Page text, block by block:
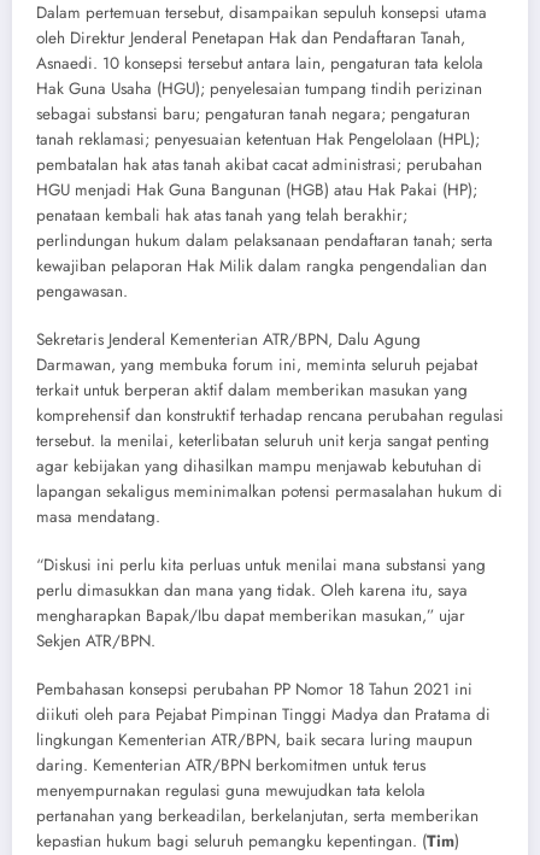
Dalam pertemuan tersebut, disampaikan sepuluh konsepsi utama
oleh Direktur Jenderal Penetapan Hak dan Pendaftaran Tanah,
Asnaedi. 10 konsepsi tersebut antara lain, pengaturan tata kelola
Hak Guna Usaha (HGU); penyelesaian tumpang tindih perizinan
sebagai substansi baru; pengaturan tanah negara; pengaturan
tanah reklamasi; penyesuaian ketentuan Hak Pengelolaan (HPL);
pembatalan hak atas tanah akibat cacat administrasi; perubahan
HGU menjadi Hak Guna Bangunan (HGB) atau Hak Pakai (HP);
penataan kembali hak atas tanah yang telah berakhir;
perlindungan hukum dalam pelaksanaan pendaftaran tanah; serta
kewajiban pelaporan Hak Milik dalam rangka pengendalian dan
pengawasan.
Sekretaris Jenderal Kementerian ATR/BPN, Dalu Agung
Darmawan, yang membuka forum ini, meminta seluruh pejabat
terkait untuk berperan aktif dalam memberikan masukan yang
komprehensif dan konstruktif terhadap rencana perubahan regulasi
tersebut. Ia menilai, keterlibatan seluruh unit kerja sangat penting
agar kebijakan yang dihasilkan mampu menjawab kebutuhan di
lapangan sekaligus meminimalkan potensi permasalahan hukum di
masa mendatang.
“Diskusi ini perlu kita perluas untuk menilai mana substansi yang
perlu dimasukkan dan mana yang tidak. Oleh karena itu, saya
mengharapkan Bapak/Ibu dapat memberikan masukan,” ujar
Sekjen ATR/BPN.
Pembahasan konsepsi perubahan PP Nomor 18 Tahun 2021 ini
diikuti oleh para Pejabat Pimpinan Tinggi Madya dan Pratama di
lingkungan Kementerian ATR/BPN, baik secara luring maupun
daring. Kementerian ATR/BPN berkomitmen untuk terus
menyempurnakan regulasi guna mewujudkan tata kelola
pertanahan yang berkeadilan, berkelanjutan, serta memberikan
kepastian hukum bagi seluruh pemangku kepentingan. (Tim)